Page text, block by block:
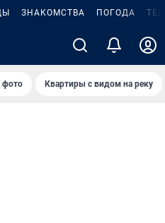
ЗНАКОМСТВА ПОГОДА
фото Квартиры с видом на реку